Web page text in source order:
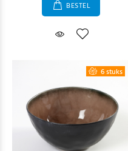
BESTEL
6 stuks